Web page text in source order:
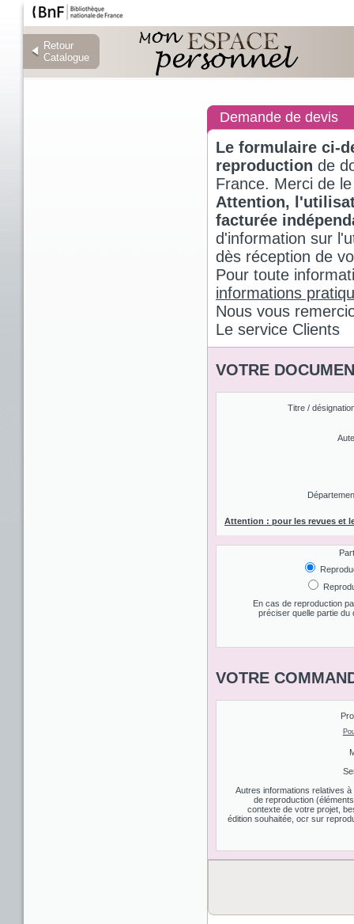
Retour
Catalogue
Retour
Catalogue
Demande de devis
Le formulaire ci-
reproduction de
France. Merci de
Attention,
facturée
d'information sur
dès réception de
Pour toute
informations
Nous vous
Le service Clients
VOTRE
Titre /
Attention : pour les revues et
En cas de reproduction
préciser quelle partie du
VOTRE
Autres informations relatives
de reproduction
contexte de votre projet,
édition souhaitée, ocr sur